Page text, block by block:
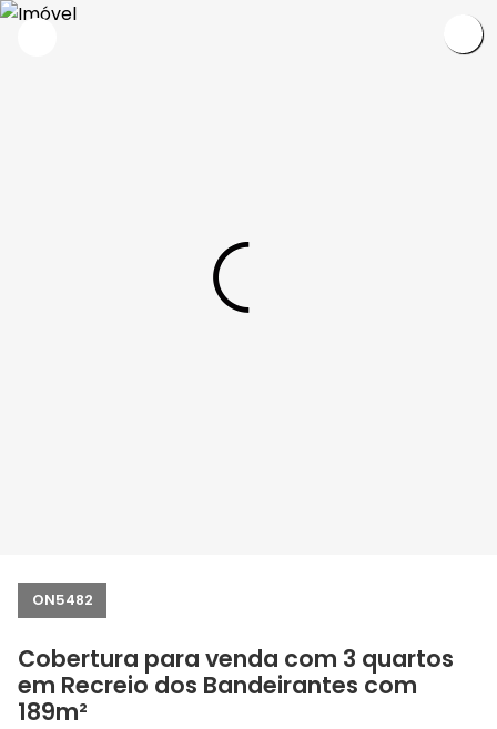
ON5482
Cobertura para venda com 3 quartos
em Recreio dos Bandeirantes com
189m²